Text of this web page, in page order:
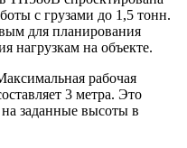
с грузами до 1,5 тонн.
для планирования
нагрузкам на объекте.
рабочая
3 метра. Это
на заданные высоты в